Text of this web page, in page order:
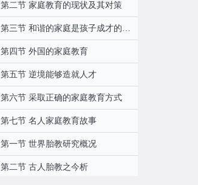
第二节 家庭教育的现状及其对策
第三节 和谐的家庭是孩子成才的必要条件
第四节 外国的家庭教育
第五节 逆境能够造就人才
第六节 采取正确的家庭教育方式
第七节 名人家庭教育故事
第一节 世界胎教研究概况
第二节 古人胎教之今析